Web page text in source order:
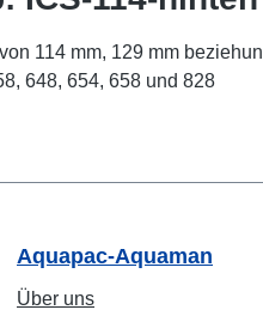
114 mm, 129 mm
648, 654, 658 und 828
Aquapac-Aquaman
Über uns